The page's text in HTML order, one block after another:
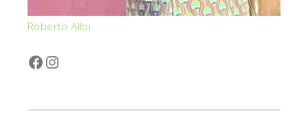
Roberto Alloi
Facebook
Instagram